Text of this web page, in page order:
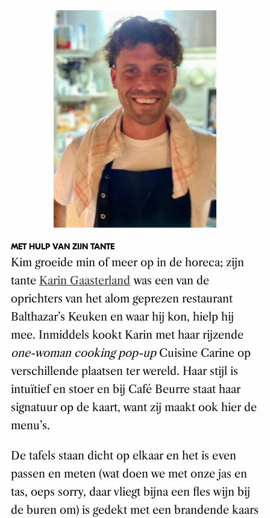
MET HULP VAN ZIJN TANTE
Kim groeide min of meer op in de horeca; zijn
tante Karin Gaasterland was een van de
oprichters van het alom geprezen restaurant
Balthazar’s Keuken en waar hij kon, hielp hij
mee. Inmiddels kooktKarin met haar rijzende
one-woman cooking pop-upCuisine Carine op
verschillende plaatsen ter wereld. Haar stijl is
intuïtief en stoer en bij Café Beurre staat haar
signatuur op de kaart, want zij maakt ook hier de
menu’s.
De tafels staan dicht op elkaar en het is even
passen en meten (wat doen we met onze jas en
tas, oeps sorry, daar vliegt bijna een fles wijn bij
de buren om) is gedekt met een brandende kaars